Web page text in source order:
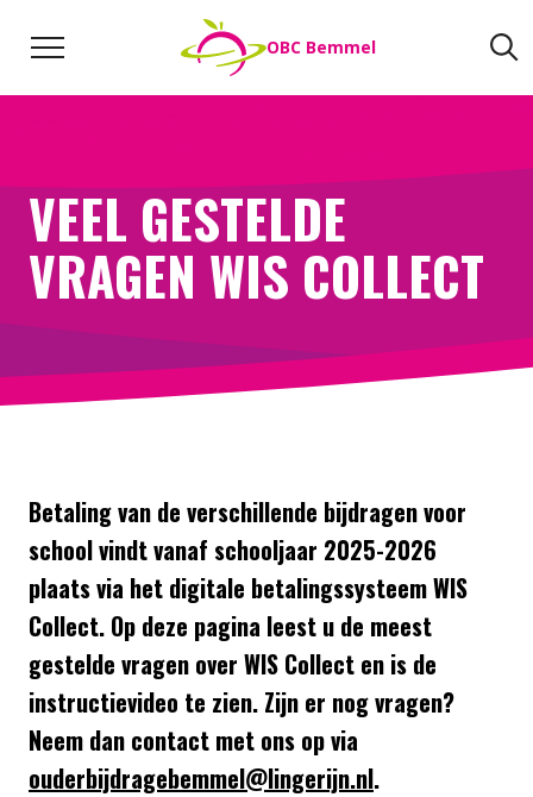
OBC Bemmel
Direct naar: Werken bij We helpen je opweg
VEEL GESTELDE
VRAGEN WIS COLLECT
Betaling van de verschillende bijdragen voor
school vindt vanaf schooljaar 2025-2026
plaats via het digitale betalingssysteem WIS
Collect. Op deze pagina leest u de meest
gestelde vragen over WIS Collect en is de
instructievideo te zien. Zijn er nog vragen?
Neem dan contact met ons op via
ouderbijdragebemmel@lingerijn.nl.